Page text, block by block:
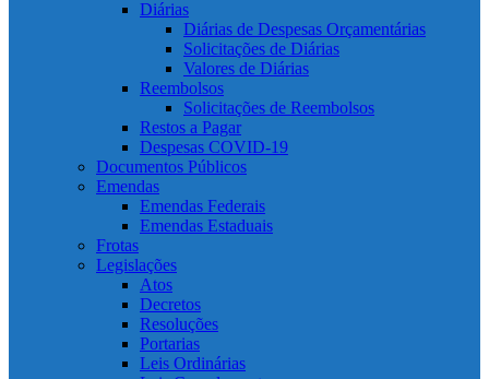
Diárias
Diárias de Despesas Orçamentárias
Solicitações de Diárias
Valores de Diárias
Reembolsos
Solicitações de Reembolsos
Restos a Pagar
Despesas COVID-19
Documentos Públicos
Emendas
Emendas Federais
Emendas Estaduais
Frotas
Legislações
Atos
Decretos
Resoluções
Portarias
Leis Ordinárias